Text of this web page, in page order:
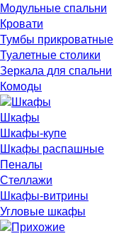
Модульные спальни
Кровати
Тумбы прикроватные
Туалетные столики
Зеркала для спальни
Комоды
Шкафы
Шкафы-купе
Шкафы распашные
Пеналы
Стеллажи
Шкафы-витрины
Угловые шкафы